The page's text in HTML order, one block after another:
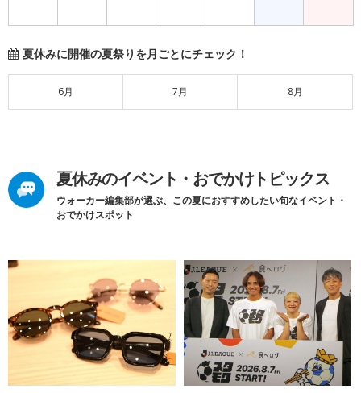
夏休みに開催の夏祭りを月ごとにチェック！
6月 7月 8月
夏休みのイベント・おでかけトピックス
ウォーカー編集部が選ぶ、この夏におすすめしたい旬なイベント・
おでかけスポット